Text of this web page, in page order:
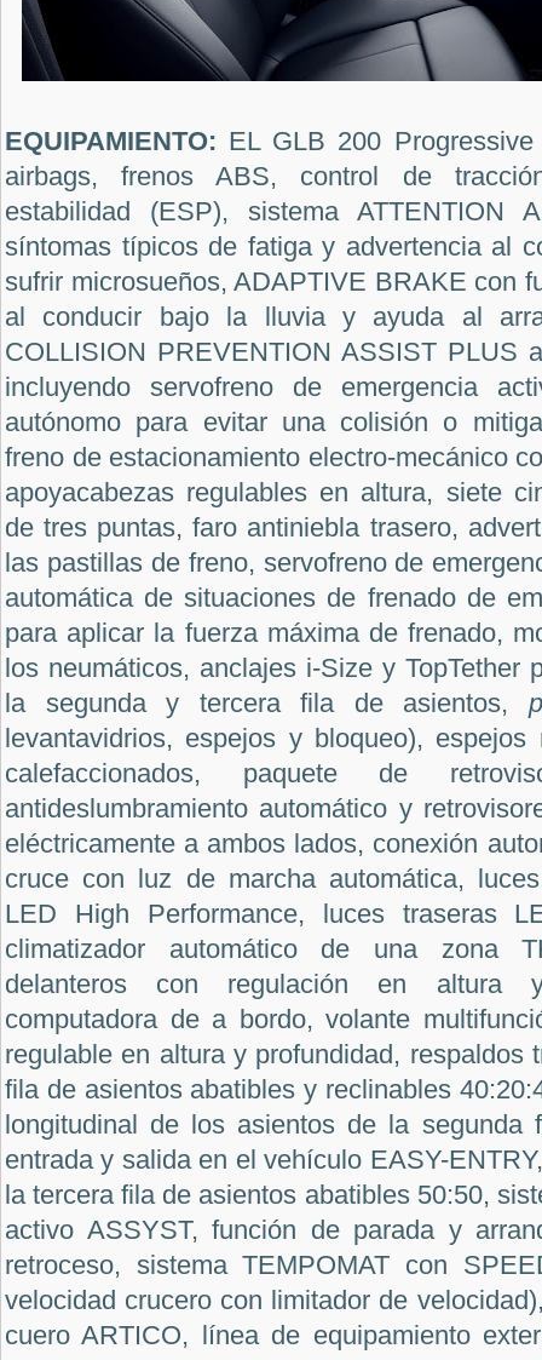
EQUIPAMIENTO: EL GLB 200
airbags, frenos ABS, control de
estabilidad (ESP), sistema ATTENTION
síntomas típicos de fatiga y advertencia al
sufrir microsueños, ADAPTIVE BRAKE con
al conducir bajo la lluvia y ayuda al
COLLISION PREVENTION ASSIST PLUS
incluyendo servofreno de emergencia
autónomo para evitar una colisión o
freno de estacionamiento electro-mecánico
apoyacabezas regulables en altura, siete
de tres puntas, faro antiniebla trasero,
las pastillas de freno, servofreno de
automática de situaciones de frenado de
para aplicar la fuerza máxima de frenado,
los neumáticos, anclajes i-Size y TopTether
la segunda y tercera fila de asientos,
levantavidrios, espejos y bloqueo), espejos
calefaccionados, paquete de
antideslumbramiento automático y
eléctricamente a ambos lados, conexión
cruce con luz de marcha automática,
LED High Performance, luces traseras
climatizador automático de una zona
delanteros con regulación en altura
computadora de a bordo, volante
regulable en altura y profundidad, respaldos
fila de asientos abatibles y reclinables
longitudinal de los asientos de la segunda
entrada y salida en el vehículo EASY-
la tercera fila de asientos abatibles 50:50,
activo ASSYST, función de parada y
retroceso, sistema TEMPOMAT con
velocidad crucero con limitador de
cuero ARTICO, línea de equipamiento